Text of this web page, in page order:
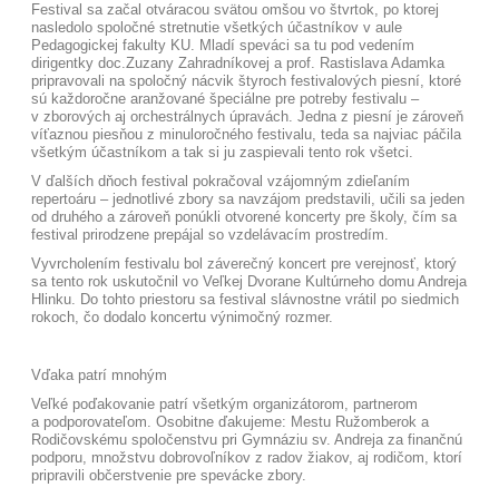
Festival sa začal otváracou svätou omšou vo štvrtok, po ktorej
nasledolo spoločné stretnutie všetkých účastníkov v aule
Pedagogickej fakulty KU. Mladí speváci sa tu pod vedením
dirigentky doc.Zuzany Zahradníkovej a prof. Rastislava Adamka
pripravovali na spoločný nácvik štyroch festivalových piesní, ktoré
sú každoročne aranžované špeciálne pre potreby festivalu –
v zborových aj orchestrálnych úpravách. Jedna z piesní je zároveň
víťaznou piesňou z minuloročného festivalu, teda sa najviac páčila
všetkým účastníkom a tak si ju zaspievali tento rok všetci.
V ďalších dňoch festival pokračoval vzájomným zdieľaním
repertoáru – jednotlivé zbory sa navzájom predstavili, učili sa jeden
od druhého a zároveň ponúkli otvorené koncerty pre školy, čím sa
festival prirodzene prepájal so vzdelávacím prostredím.
Vyvrcholením festivalu bol záverečný koncert pre verejnosť, ktorý
sa tento rok uskutočnil vo Veľkej Dvorane Kultúrneho domu Andreja
Hlinku. Do tohto priestoru sa festival slávnostne vrátil po siedmich
rokoch, čo dodalo koncertu výnimočný rozmer.
Vďaka patrí mnohým
Veľké poďakovanie patrí všetkým organizátorom, partnerom
a podporovateľom. Osobitne ďakujeme: Mestu Ružomberok a
Rodičovskému spoločenstvu pri Gymnáziu sv. Andreja za finančnú
podporu, množstvu dobrovoľníkov z radov žiakov, aj rodičom, ktorí
pripravili občerstvenie pre spevácke zbory.